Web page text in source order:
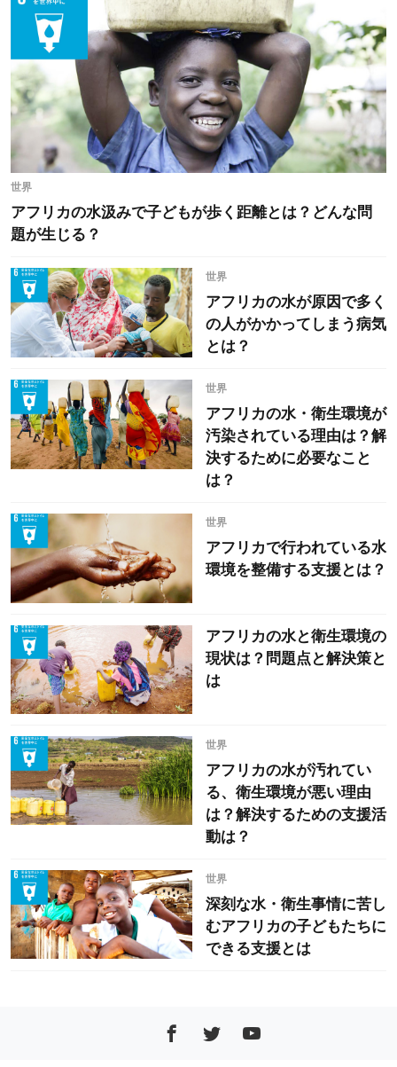
世界
アフリカの水汲みで子どもが歩く距離とは？どんな問
題が生じる？
世界
アフリカの水が原因で多く
の人がかかってしまう病気
とは？
世界
アフリカの水・衛生環境が
汚染されている理由は？解
決するために必要なこと
は？
世界
アフリカで行われている水
環境を整備する支援とは？
アフリカの水と衛生環境の
現状は？問題点と解決策と
は
世界
アフリカの水が汚れてい
る、衛生環境が悪い理由
は？解決するための支援活
動は？
世界
深刻な水・衛生事情に苦し
むアフリカの子どもたちに
できる支援とは